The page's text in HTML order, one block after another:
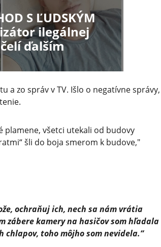
S ĽUDSKÝM
ilegálnej
ďalším
a zo správ v TV. Išlo o negatívne správy,
plamene, všetci utekali od budovy
šli do boja smerom k budove,"
ochraňuj ich, nech sa nám vrátia
zábere kamery na hasičov som hľadala
chlapov, toho môjho som nevidela.“